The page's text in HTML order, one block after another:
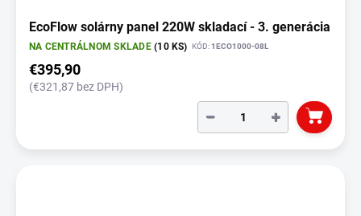
EcoFlow solárny panel 220W skladací - 3. generácia
NA CENTRÁLNOM SKLADE(10 KS) KÓD:1ECO1000-08L
€395,90
(€321,87 bez DPH)
+
−